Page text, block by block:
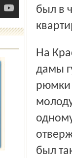
был в
На Красноперекопской улице того же района у 36-летней
дамы
рюмки
был